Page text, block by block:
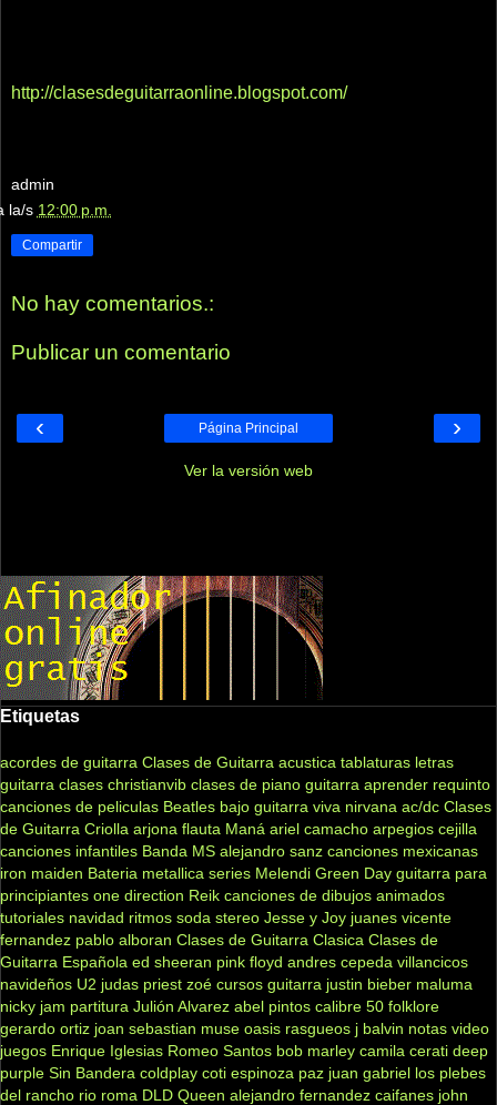
http://clasesdeguitarraonline.blogspot.com/
admin
la/s 12:00 p.m.
Compartir
No hay comentarios.:
Publicar un comentario
‹ ›
Página Principal
Ver la versión web
Etiquetas
acordes de guitarra Clases de Guitarra acustica tablaturas letras
guitarra clases christianvib clases de piano guitarra aprender requinto
canciones de peliculas Beatles bajo guitarra viva nirvana ac/dc Clases
de Guitarra Criolla arjona flauta Maná ariel camacho arpegios cejilla
canciones infantiles Banda MS alejandro sanz canciones mexicanas
iron maiden Bateria metallica series Melendi Green Day guitarra para
principiantes one direction Reik canciones de dibujos animados
tutoriales navidad ritmos soda stereo Jesse y Joy juanes vicente
fernandez pablo alboran Clases de Guitarra Clasica Clases de
Guitarra Española ed sheeran pink floyd andres cepeda villancicos
navideños U2 judas priest zoé cursos guitarra justin bieber maluma
nicky jam partitura Julión Alvarez abel pintos calibre 50 folklore
gerardo ortiz joan sebastian muse oasis rasgueos j balvin notas video
juegos Enrique Iglesias Romeo Santos bob marley camila cerati deep
purple Sin Bandera coldplay coti espinoza paz juan gabriel los plebes
del rancho rio roma DLD Queen alejandro fernandez caifanes john